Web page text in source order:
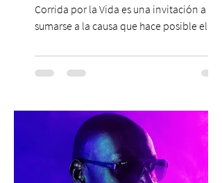
Corrida por la Vida es una invitación a
sumarse a la causa que hace posible el
desarrolla durante todo el año: brindar
orientación, contención y apoyo
experiencia del cáncer de mama y a sus
familias, además de impulsar la detección
temprana, porque la información también
es una forma de acompañar. Con este
propósito, la Corporación realizará la 17ª